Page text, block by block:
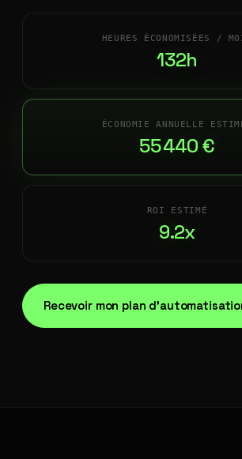
HEURES ÉCONOMISÉES /
132h
ÉCONOMIE ANNUELLE
55 440 €
ROI ESTIMÉ
9.2x
Recevoir mon plan